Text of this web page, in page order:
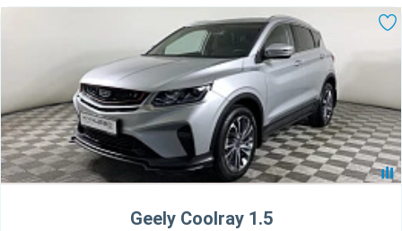
Geely Coolray 1.5